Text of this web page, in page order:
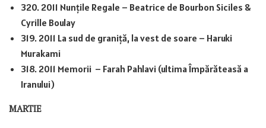
320. 2011 Nunțile Regale – Beatrice de Bourbon Siciles &
Cyrille Boulay
319. 2011 La sud de graniță, la vest de soare – Haruki
Murakami
318. 2011 Memorii – Farah Pahlavi (ultima Împărăteasă a
Iranului)
MARTIE